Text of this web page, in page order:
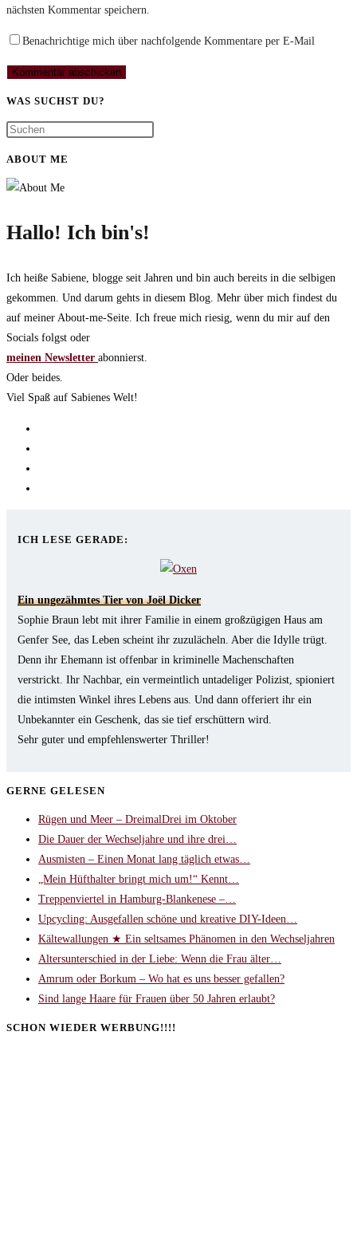
Kommentieren
zum
ein
ein
nächsten Kommentar speichern.
Benachrichtige mich über nachfolgende Kommentare per E-Mail
WAS SUCHST DU?
ABOUT ME
Hallo! Ich bin's!
Ich heiße Sabiene, blogge seit Jahren und bin auch bereits in die selbigen
gekommen. Und darum gehts in diesem Blog. Mehr über mich findest du
auf meiner About-me-Seite. Ich freue mich riesig, wenn du mir auf den
Socials folgst oder
meinen Newsletter abonnierst.
Oder beides.
Viel Spaß auf Sabienes Welt!
ICH LESE GERADE:
Ein ungezähmtes Tier von Joël Dicker
Sophie Braun lebt mit ihrer Familie in einem großzügigen Haus am
Genfer See, das Leben scheint ihr zuzulächeln. Aber die Idylle trügt.
Denn ihr Ehemann ist offenbar in kriminelle Machenschaften
verstrickt. Ihr Nachbar, ein vermeintlich untadeliger Polizist, spioniert
die intimsten Winkel ihres Lebens aus. Und dann offeriert ihr ein
Unbekannter ein Geschenk, das sie tief erschüttern wird.
Sehr guter und empfehlenswerter Thriller!
GERNE GELESEN
Rügen und Meer – DreimalDrei im Oktober
Die Dauer der Wechseljahre und ihre drei…
Ausmisten – Einen Monat lang täglich etwas…
„Mein Hüfthalter bringt mich um!“ Kennt…
Treppenviertel in Hamburg-Blankenese –…
Upcycling: Ausgefallen schöne und kreative DIY-Ideen…
Kältewallungen ★ Ein seltsames Phänomen in den Wechseljahren
Altersunterschied in der Liebe: Wenn die Frau älter…
Amrum oder Borkum – Wo hat es uns besser gefallen?
Sind lange Haare für Frauen über 50 Jahren erlaubt?
SCHON WIEDER WERBUNG!!!!